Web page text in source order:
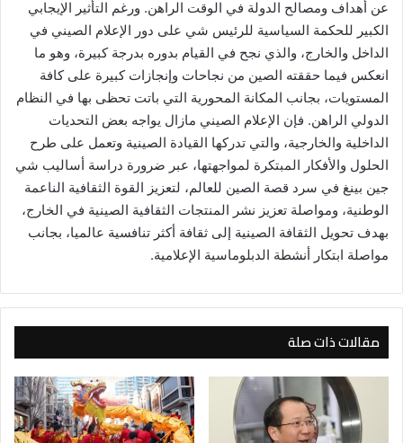
عن أهداف ومصالح الدولة في الوقت الراهن. ورغم التأثير الإيجابي
الكبير للحكمة السياسية للرئيس شي على دور الإعلام الصيني في
الداخل والخارج، والذي نجح في القيام بدوره بدرجة كبيرة، وهو ما
انعكس فيما حققته الصين من نجاحات وإنجازات كبيرة على كافة
المستويات، بجانب المكانة المحورية التي باتت تحظى بها في النظام
الدولي الراهن. فإن الإعلام الصيني مازال يواجه بعض التحديات
الداخلية والخارجية، والتي تدركها القيادة الصينية وتعمل على طرح
الحلول والأفكار المبتكرة لمواجهتها، عبر ضرورة دراسة أساليب شي
جين بينغ في سرد ​​قصة الصين للعالم، لتعزيز القوة الثقافية الناعمة
الوطنية، ومواصلة تعزيز نشر المنتجات الثقافية الصينية في الخارج،
بهدف تحويل الثقافة الصينية إلى ثقافة أكثر تنافسية عالميا، بجانب
مواصلة ابتكار أنشطة الدبلوماسية الإعلامية.
مقالات ذات صلة